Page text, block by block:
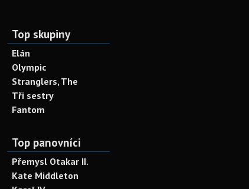
Top skupiny
Elán
Olympic
Stranglers, The
Tři sestry
Fantom
Top panovníci
Přemysl Otakar II.
Kate Middleton